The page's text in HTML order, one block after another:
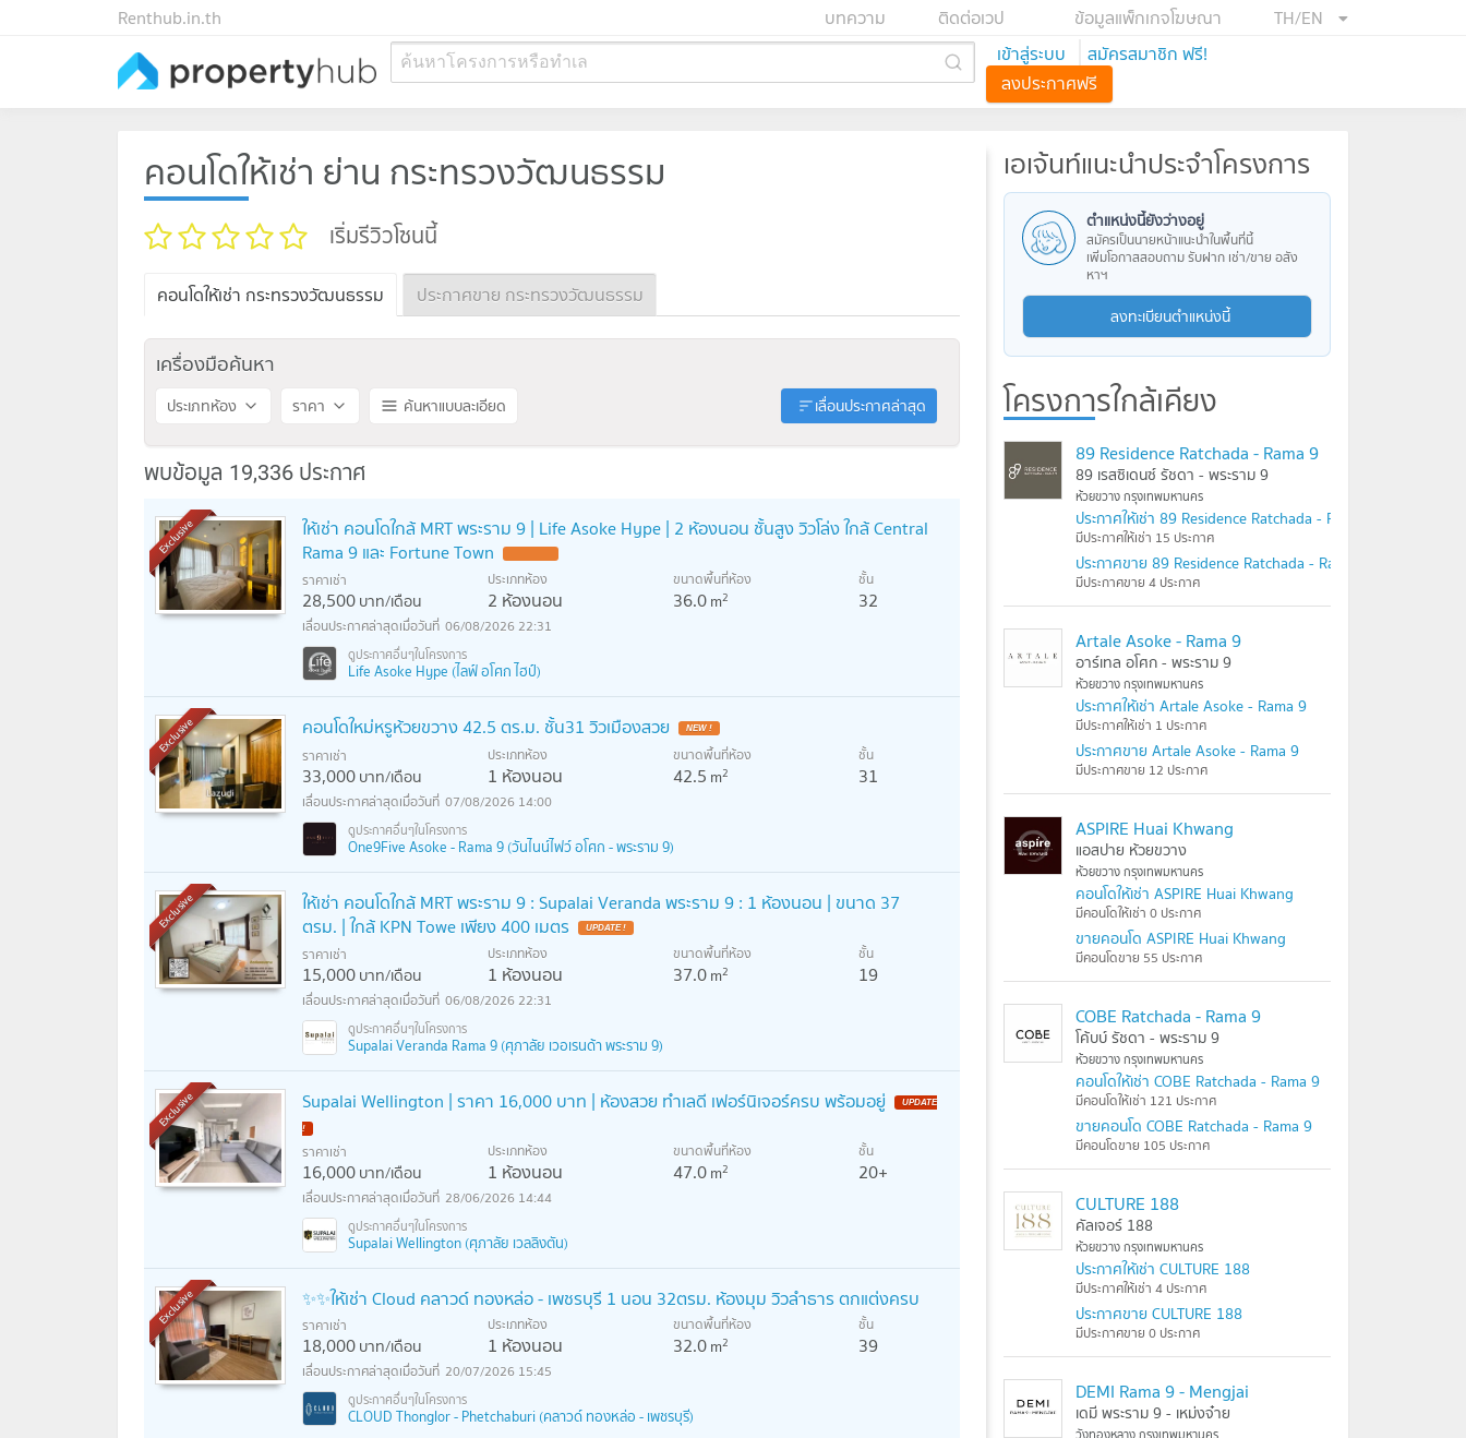
TH/EN
ข้อมูลแพ็กเกจโฆษณา
ติดต่อเวป
บทความ
Renthub.in.th
ค้นหาโครงการหรือทำเล เข้าสู่ระบบ
สมัครสมาชิก ฟรี!
ลงประกาศฟรี
คอนโดให้เช่า ย่าน กระทรวงวัฒนธรรม
เริ่มรีวิวโซนนี้
คอนโดให้เช่า กระทรวงวัฒนธรรม ประกาศขาย กระทรวงวัฒนธรรม
เครื่องมือค้นหา
ประเภทห้อง ราคา ค้นหาแบบละเอียด เลื่อนประกาศล่าสุด
พบข้อมูล 19,336 ประกาศ
Exclusive
ให้เช่า คอนโดใกล้ MRT พระราม 9 | Life Asoke Hype | 2 ห้องนอน ชั้นสูง วิวโล่ง ใกล้ Central
Rama 9 และ Fortune Town
ราคาเช่า
28,500บาท/เดือน
ประเภทห้อง
2 ห้องนอน
ขนาดพื้นที่ห้อง
36.0m2
ชั้น
32
06/08/2026 22:31
Life Asoke Hype (ไลฟ์ อโศก ไฮป์)
Exclusive คอนโดใหม่หรูห้วยขวาง 42.5 ตร.ม. ชั้น31 วิวเมืองสวย
ราคาเช่า
33,000บาท/เดือน
ประเภทห้อง
1 ห้องนอน
ขนาดพื้นที่ห้อง
42.5 m2
ชั้น
31
07/08/2026 14:00
One9Five Asoke - Rama 9 (วันไนน์ไฟว์ อโศก - พระราม 9)
Exclusive
ให้เช่า คอนโดใกล้ MRT พระราม 9 : Supalai Veranda พระราม 9 : 1 ห้องนอน | ขนาด 37
ตรม. | ใกล้ KPN Towe เพียง 400 เมตร
ราคาเช่า
15,000บาท/เดือน
ประเภทห้อง
1 ห้องนอน
ขนาดพื้นที่ห้อง
37.0m2
ชั้น
19
06/08/2026 22:31
Supalai Veranda Rama 9 (ศุภาลัย เวอเรนด้า พระราม 9)
Exclusive Supalai Wellington | ราคา 16,000 บาท | ห้องสวย ทำเลดี เฟอร์นิเจอร์ครบ พร้อมอยู่
ราคาเช่า
16,000บาท/เดือน
ประเภทห้อง
1 ห้องนอน
ขนาดพื้นที่ห้อง
47.0m2
ชั้น
20+
28/06/2026 14:44
Supalai Wellington (ศุภาลัย เวลลิงตัน)
Exclusive ✨✨ให้เช่า Cloud คลาวด์ ทองหล่อ - เพชรบุรี 1 นอน 32ตรม. ห้องมุม วิวลำธาร ตกแต่งครบ
ราคาเช่า
18,000บาท/เดือน
ประเภทห้อง
1 ห้องนอน
ขนาดพื้นที่ห้อง
32.0m2
ชั้น
39
20/07/2026 15:45
CLOUD Thonglor - Phetchaburi (คลาวด์ ทองหล่อ - เพชรบุรี)
เอเจ้นท์แนะนำประจำโครงการ
ตำแหน่งนี้ยังว่างอยู่
สมัครเป็นนายหน้าแนะนำในพื้นที่นี้
เพิ่มโอกาสสอบถาม รับฝาก เช่า/ขาย อสัง
หาฯ
ลงทะเบียนตำแหน่งนี้
โครงการใกล้เคียง
89 Residence Ratchada - Rama 9
89 เรสซิเดนซ์ รัชดา - พระราม 9
ห้วยขวาง กรุงเทพมหานคร
ประกาศให้เช่า 89 Residence Ratchada - Rama 9
มีประกาศให้เช่า 15 ประกาศ
ประกาศขาย 89 Residence Ratchada - Rama 9
มีประกาศขาย 4 ประกาศ
Artale Asoke - Rama 9
อาร์เทล อโศก - พระราม 9
ห้วยขวาง กรุงเทพมหานคร
ประกาศให้เช่า Artale Asoke - Rama 9
มีประกาศให้เช่า 1 ประกาศ
ประกาศขาย Artale Asoke - Rama 9
มีประกาศขาย 12 ประกาศ
ASPIRE Huai Khwang
แอสปาย ห้วยขวาง
ห้วยขวาง กรุงเทพมหานคร
คอนโดให้เช่า ASPIRE Huai Khwang
มีคอนโดให้เช่า 0 ประกาศ
ขายคอนโด ASPIRE Huai Khwang
มีคอนโดขาย 55 ประกาศ
COBE Ratchada - Rama 9
โค้บบ์ รัชดา - พระราม 9
ห้วยขวาง กรุงเทพมหานคร
คอนโดให้เช่า COBE Ratchada - Rama 9
มีคอนโดให้เช่า 121 ประกาศ
ขายคอนโด COBE Ratchada - Rama 9
มีคอนโดขาย 105 ประกาศ
CULTURE 188
คัลเจอร์ 188
ห้วยขวาง กรุงเทพมหานคร
ประกาศให้เช่า CULTURE 188
มีประกาศให้เช่า 4 ประกาศ
ประกาศขาย CULTURE 188
มีประกาศขาย 0 ประกาศ
DEMI Rama 9 - Mengjai
เดมี พระราม 9 - เหม่งจ๋าย